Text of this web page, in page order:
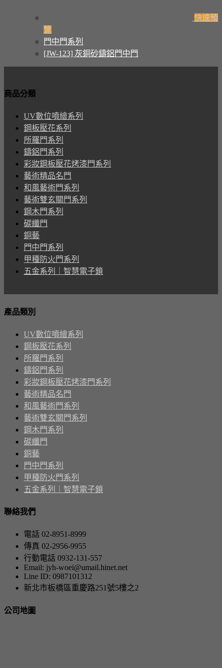
快速預
覽
門中門系列
[JW-123] 灰銅砂鑄鋁門中門
商品分類
UV數位噴繪系列
鋼板壓花系列
所羅門系列
鑄鋁門系列
彩妝鋼板壓花烤漆門系列
藝術精品名門
和風藝術門系列
藝術雙玄關門系列
鋼木門系列
碳纖門
銅藝
門中門系列
甲種防火門系列
五金系列｜智慧電子鎖
產品類別
UV數位噴繪系列
鋼板壓花系列
所羅門系列
鑄鋁門系列
彩妝鋼板壓花烤漆門系列
藝術精品名門
和風藝術門系列
藝術雙玄關門系列
鋼木門系列
碳纖門
銅藝
門中門系列
甲種防火門系列
五金系列｜智慧電子鎖
聯絡我們
電話 02-8951-8999
傳真 02-2956-9955
行動電話 0932-131-557
Email: jyh-woei@umail.hinet.net
Line ID: 0987101312
新北市板橋區重慶路251號5樓之2
公司地圖